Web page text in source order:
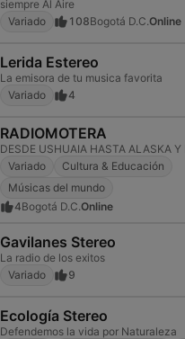
siempre Al Aire
Variado
108Bogotá D.C.Online
Lerida Estereo
La emisora de tu musica favorita
Variado
4
RADIOMOTERA
Variado
Cultura & Educación
Músicas del mundo
4Bogotá D.C.Online
Gavilanes Stereo
La radio de los exitos
Variado
9
Ecología Stereo
Defendemos la vida por Naturaleza